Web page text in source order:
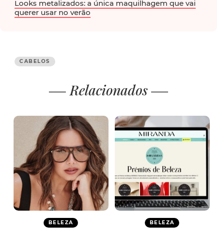
Looks metalizados: a única maquilhagem que vai
querer usar no verão
CABELOS
Relacionados
BELEZA BELEZA